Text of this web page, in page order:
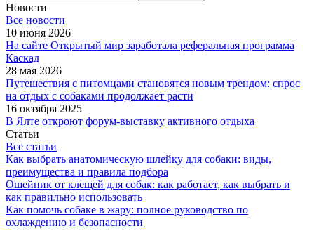
Новости
Все новости
10 июня 2026
На сайте Открытый мир заработала реферальная программа
Каскад
28 мая 2026
Путешествия с питомцами становятся новым трендом: спрос
на отдых с собаками продолжает расти
16 октября 2025
В Ялте откроют форум-выставку активного отдыха
Статьи
Все статьи
Как выбрать анатомическую шлейку для собаки: виды,
преимущества и правила подбора
Ошейник от клещей для собак: как работает, как выбрать и
как правильно использовать
Как помочь собаке в жару: полное руководство по
охлаждению и безопасности